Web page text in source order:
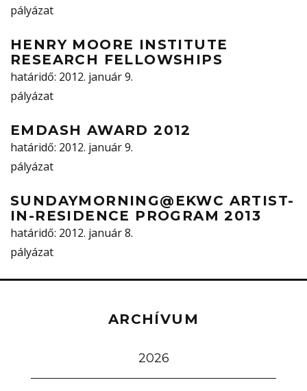
pályázat
HENRY MOORE INSTITUTE
RESEARCH FELLOWSHIPS
határidő: 2012. január 9.
pályázat
EMDASH AWARD 2012
határidő: 2012. január 9.
pályázat
SUNDAYMORNING@EKWC ARTIST-
IN-RESIDENCE PROGRAM 2013
határidő: 2012. január 8.
pályázat
ARCHÍVUM
2026